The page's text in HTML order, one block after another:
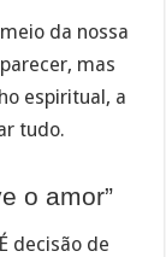
da nossa
mas
espiritual, a
tudo.
o amor”
decisão de